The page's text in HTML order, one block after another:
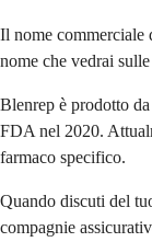
Il nome commerciale
nome che vedrai
Blenrep è prodotto
FDA nel 2020.
farmaco specifico.
Quando discuti del
compagnie